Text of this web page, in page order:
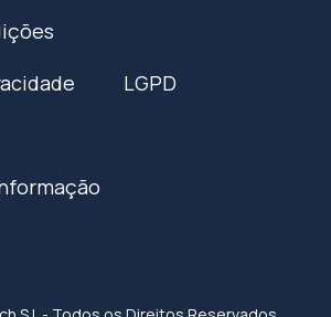
LGPD